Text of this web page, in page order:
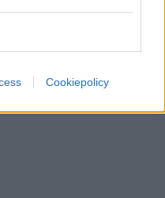
Cookiepolicy